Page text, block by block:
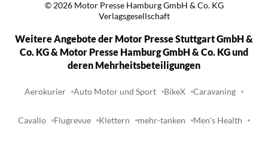
© 2026 Motor Presse Hamburg GmbH & Co. KG
Verlagsgesellschaft
Weitere Angebote der Motor Presse Stuttgart GmbH &
Co. KG & Motor Presse Hamburg GmbH & Co. KG und
deren Mehrheitsbeteiligungen
Aerokurier Auto Motor und Sport BikeX Caravaning
Cavallo Flugrevue Klettern mehr-tanken Men's Health